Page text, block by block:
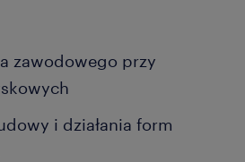
zawodowego przy
i działania form